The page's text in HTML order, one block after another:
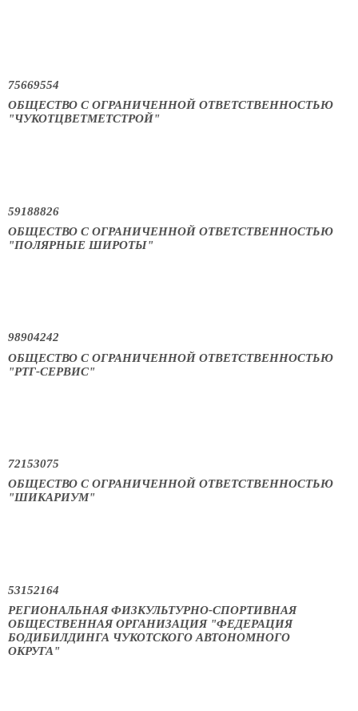
75669554
ОБЩЕСТВО С ОГРАНИЧЕННОЙ ОТВЕТСТВЕННОСТЬЮ
"ЧУКОТЦВЕТМЕТСТРОЙ"
59188826
ОБЩЕСТВО С ОГРАНИЧЕННОЙ ОТВЕТСТВЕННОСТЬЮ
"ПОЛЯРНЫЕ ШИРОТЫ"
98904242
ОБЩЕСТВО С ОГРАНИЧЕННОЙ ОТВЕТСТВЕННОСТЬЮ
"РТГ-СЕРВИС"
72153075
ОБЩЕСТВО С ОГРАНИЧЕННОЙ ОТВЕТСТВЕННОСТЬЮ
"ШИКАРИУМ"
53152164
РЕГИОНАЛЬНАЯ ФИЗКУЛЬТУРНО-СПОРТИВНАЯ
ОБЩЕСТВЕННАЯ ОРГАНИЗАЦИЯ "ФЕДЕРАЦИЯ
БОДИБИЛДИНГА ЧУКОТСКОГО АВТОНОМНОГО
ОКРУГА"